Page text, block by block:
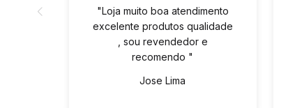
"Loja muito boa atendimento
excelente produtos qualidade
, sou revendedor e
recomendo "
Jose Lima